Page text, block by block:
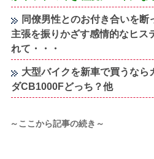
同僚男性とのお付き合いを
主張を振りかざす感情的なヒス
れて・・・
大型バイクを新車で買うなら
ダCB1000Fどっち？他
～ここから記事の続き～